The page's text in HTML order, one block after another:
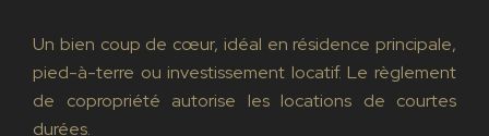
Un bien coup de cœur, idéal en résidence principale,
pied-à-terre ou investissement locatif. Le règlement
de copropriété autorise les locations de courtes
durées.